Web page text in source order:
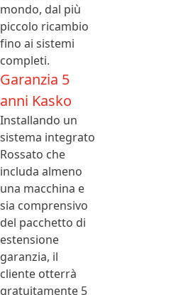
mondo, dal più
piccolo ricambio
fino ai sistemi
completi.
Garanzia 5
anni Kasko
Installando un
sistema integrato
Rossato che
includa almeno
una macchina e
sia comprensivo
del pacchetto di
estensione
garanzia, il
cliente otterrà
gratuitamente 5